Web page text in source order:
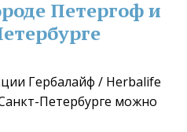
Петергоф и
Гербалайф / Herbalife
Петербурге можно